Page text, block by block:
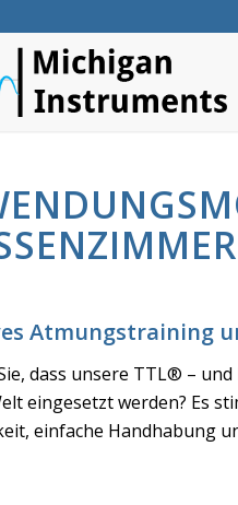
Atmungstraining
dass unsere TTL® –
eingesetzt werden? Es
einfache Handhabung